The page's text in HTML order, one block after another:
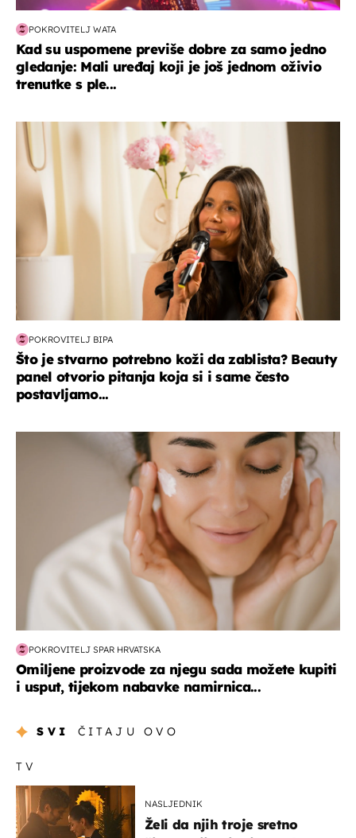
POKROVITELJ WATA
Kad su uspomene previše dobre za samo jedno
gledanje: Mali uređaj koji je još jednom oživio
trenutke s ple...
moda & ljepota
POKROVITELJ BIPA
Što je stvarno potrebno koži da zablista? Beauty
panel otvorio pitanja koja si i same često
postavljamo...
moda & ljepota
POKROVITELJ SPAR HRVATSKA
Omiljene proizvode za njegu sada možete kupiti
i usput, tijekom nabavke namirnica...
SVI ČITAJU OVO
TV
NASLJEDNIK
Želi da njih troje sretno